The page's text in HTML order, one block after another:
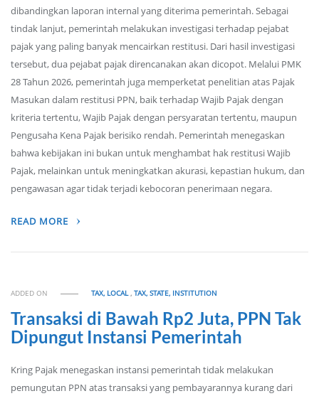
dibandingkan laporan internal yang diterima pemerintah. Sebagai
tindak lanjut, pemerintah melakukan investigasi terhadap pejabat
pajak yang paling banyak mencairkan restitusi. Dari hasil investigasi
tersebut, dua pejabat pajak direncanakan akan dicopot. Melalui PMK
28 Tahun 2026, pemerintah juga memperketat penelitian atas Pajak
Masukan dalam restitusi PPN, baik terhadap Wajib Pajak dengan
kriteria tertentu, Wajib Pajak dengan persyaratan tertentu, maupun
Pengusaha Kena Pajak berisiko rendah. Pemerintah menegaskan
bahwa kebijakan ini bukan untuk menghambat hak restitusi Wajib
Pajak, melainkan untuk meningkatkan akurasi, kepastian hukum, dan
pengawasan agar tidak terjadi kebocoran penerimaan negara.
READ MORE
ADDED ON TAX, LOCAL,TAX, STATE, INSTITUTION
Transaksi di Bawah Rp2 Juta, PPN Tak
Dipungut Instansi Pemerintah
Kring Pajak menegaskan instansi pemerintah tidak melakukan
pemungutan PPN atas transaksi yang pembayarannya kurang dari